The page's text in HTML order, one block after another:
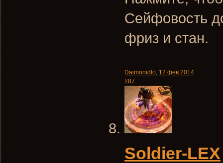
Сейфовость
фриз и стан.
Daimonidlo, 12 фев 2014
#87
Soldier-LEX